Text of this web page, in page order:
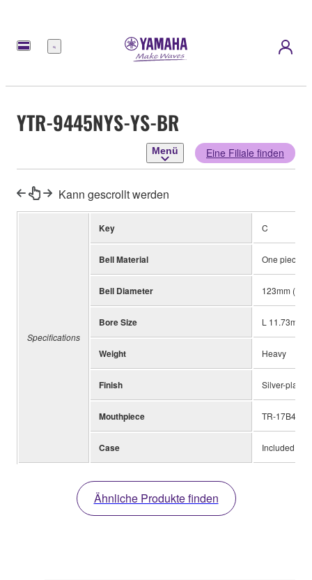
Menü
YTR-9445NYS-YS-BR
Menü Eine Filiale finden
Kann gescrollt werden
Specifications
Key C
Bell Material One piece,
Bell Diameter 123mm (4-7/
Bore Size L 11.73mm
Weight Heavy
Finish Silver-plated
Mouthpiece TR-17B4
Case Included
Ähnliche Produkte finden